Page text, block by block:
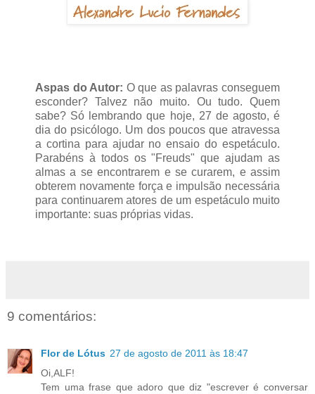
Aspas do Autor: O que as palavras conseguem
esconder? Talvez não muito. Ou tudo. Quem
sabe? Só lembrando que hoje, 27 de agosto, é
dia do psicólogo. Um dos poucos que atravessa
a cortina para ajudar no ensaio do espetáculo.
Parabéns à todos os "Freuds" que ajudam as
almas a se encontrarem e se curarem, e assim
obterem novamente força e impulsão necessária
para continuarem atores de um espetáculo muito
importante: suas próprias vidas.
9 comentários:
Flor de Lótus 27 de agosto de 2011 às 18:47
Oi,ALF!
Tem uma frase que adoro que diz "escrever é conversar